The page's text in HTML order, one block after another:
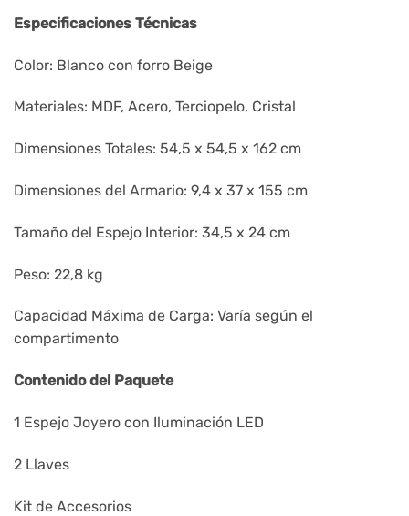
Especificaciones Técnicas
Color: Blanco con forro Beige
Materiales: MDF, Acero, Terciopelo, Cristal
Dimensiones Totales: 54,5 x 54,5 x 162 cm
Dimensiones del Armario: 9,4 x 37 x 155 cm
Tamaño del Espejo Interior: 34,5 x 24 cm
Peso: 22,8 kg
Capacidad Máxima de Carga: Varía según el
compartimento
Contenido del Paquete
1 Espejo Joyero con Iluminación LED
2 Llaves
Kit de Accesorios